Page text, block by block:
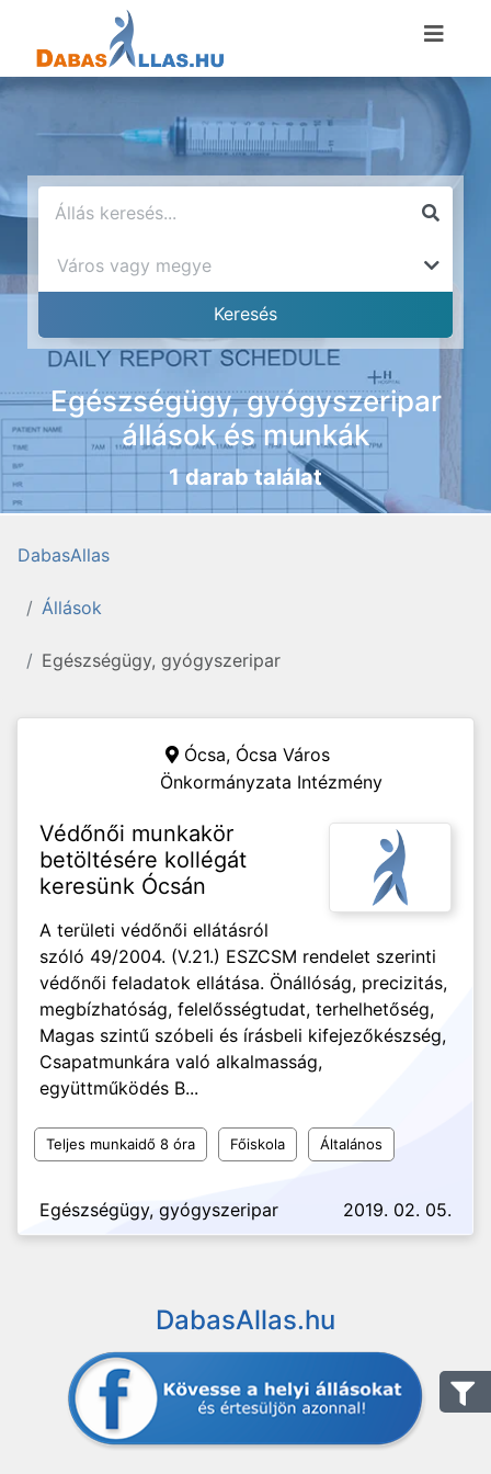
Egészségügy, gyógyszeripar
állások és munkák
1 darab találat
DabasAllas
Állások
Egészségügy, gyógyszeripar
Ócsa, Ócsa Város
Önkormányzata Intézmény
Védőnői munkakör
betöltésére kollégát
keresünk Ócsán
A területi védőnői ellátásról
szóló 49/2004. (V.21.) ESZCSM rendelet szerinti
védőnői feladatok ellátása. Önállóság, precizitás,
megbízhatóság, felelősségtudat, terhelhetőség,
Magas szintű szóbeli és írásbeli kifejezőkészség,
Csapatmunkára való alkalmasság,
együttműködés B...
Teljes munkaidő 8 óra Főiskola Általános
Egészségügy, gyógyszeripar 2019. 02. 05.
DabasAllas.hu